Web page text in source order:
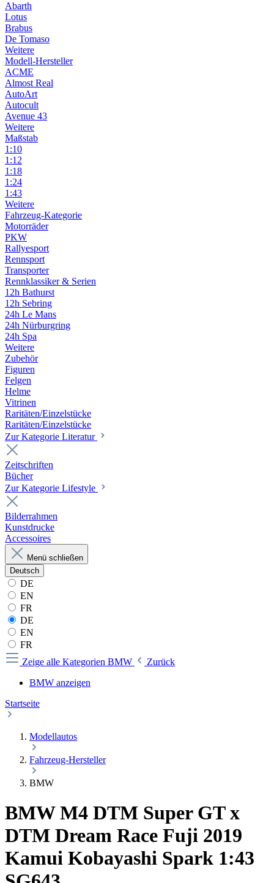
Abarth
Lotus
Brabus
De Tomaso
Weitere
Modell-Hersteller
ACME
Almost Real
AutoArt
Autocult
Avenue 43
Weitere
Maßstab
1:10
1:12
1:18
1:24
1:43
Weitere
Fahrzeug-Kategorie
Motorräder
PKW
Rallyesport
Rennsport
Transporter
Rennklassiker & Serien
12h Bathurst
12h Sebring
24h Le Mans
24h Nürburgring
24h Spa
Weitere
Zubehör
Figuren
Felgen
Helme
Vitrinen
Raritäten/Einzelstücke
Raritäten/Einzelstücke
Zur Kategorie Literatur
Zeitschriften
Bücher
Zur Kategorie Lifestyle
Bilderrahmen
Kunstdrucke
Accessoires
Menü schließen
Deutsch
DE
EN
FR
DE
EN
FR
Zeige alle Kategorien BMW
Zurück
BMW anzeigen
Startseite
Modellautos
Fahrzeug-Hersteller
BMW
BMW M4 DTM Super GT x
DTM Dream Race Fuji 2019
Kamui Kobayashi Spark 1:43